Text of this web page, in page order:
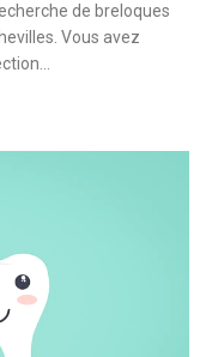
de breloques
Vous avez